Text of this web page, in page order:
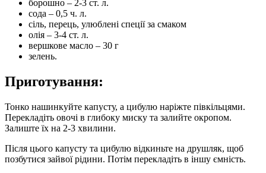
борошно – 2-3 ст. л.
сода – 0,5 ч. л.
сіль, перець, улюблені спеції за смаком
олія – ​​3-4 ст. л.
вершкове масло – 30 г
зелень.
Приготування:
Тонко нашинкуйте капусту, а цибулю наріжте півкільцями.
Перекладіть овочі в глибоку миску та залийте окропом.
Залиште їх на 2-3 хвилини.
Після цього капусту та цибулю відкиньте на друшляк, щоб
позбутися зайвої рідини. Потім перекладіть в іншу ємність.